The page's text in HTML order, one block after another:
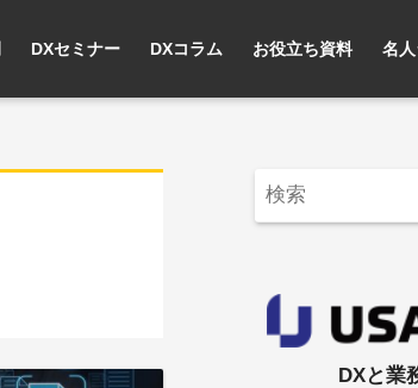
DXセミナー DXコラム お役立ち資料 名
DXと業